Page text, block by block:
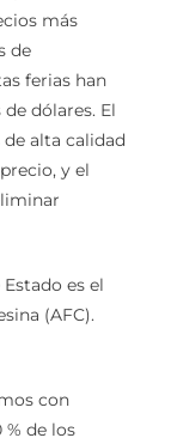
más
de
ferias han
dólares. El
alta calidad
y el
es el
(AFC).
con
de los